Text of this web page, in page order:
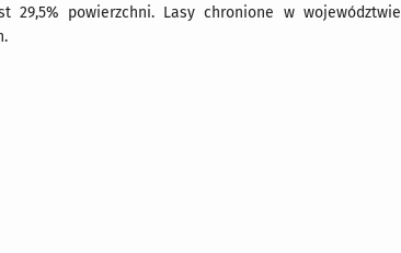
29,5% powierzchni. Lasy chronione w województwie